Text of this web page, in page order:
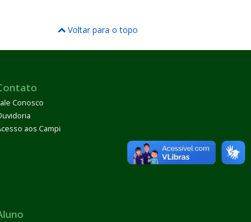
Voltar para o topo
Conosco
aos Campi